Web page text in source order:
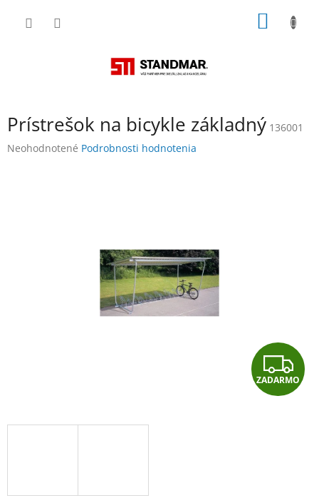
Prístrešok na bicykle základný 136001
Priemerné
Neohodnotené Podrobnosti hodnotenia
Z
A
ZADARMO